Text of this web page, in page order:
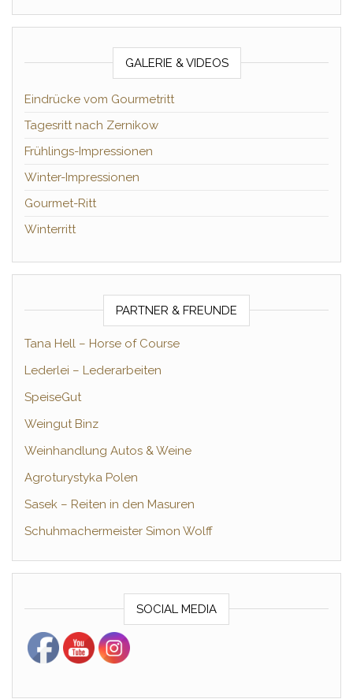
GALERIE & VIDEOS
Eindrücke vom Gourmetritt
Tagesritt nach Zernikow
Frühlings-Impressionen
Winter-Impressionen
Gourmet-Ritt
Winterritt
PARTNER & FREUNDE
Tana Hell – Horse of Course
Lederlei – Lederarbeiten
SpeiseGut
Weingut Binz
Weinhandlung Autos & Weine
Agroturystyka Polen
Sasek – Reiten in den Masuren
Schuhmachermeister Simon Wolff
SOCIAL MEDIA